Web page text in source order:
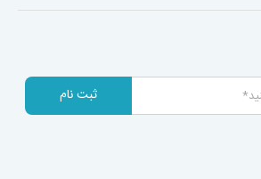
ثبت نام